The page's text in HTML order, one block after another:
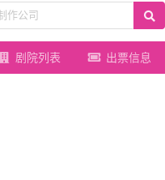
剧院列表 出票信息